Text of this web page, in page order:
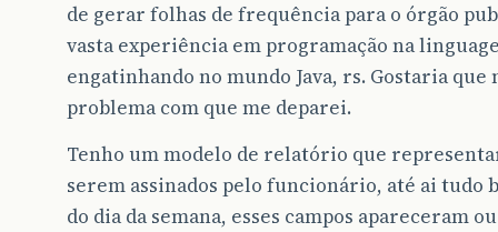
de gerar folhas de frequência para o órgão
vasta experiência em programação na
engatinhando no mundo Java, rs. Gostaria que
problema com que me deparei.
Tenho um modelo de relatório que
serem assinados pelo funcionário, até ai tudo
do dia da semana, esses campos apareceram